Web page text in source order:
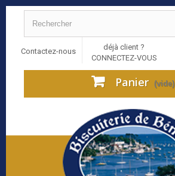
Contactez-nous
déjà client ?
CONNECTEZ-VOUS
Panier (vide)